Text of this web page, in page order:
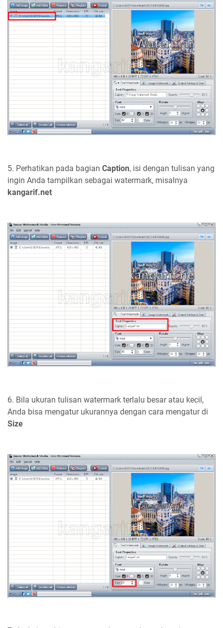
5. Perhatikan pada bagian Caption, isi dengan tulisan yang
ingin Anda tampilkan sebagai watermark, misalnya
kangarif.net
6. Bila ukuran tulisan watermark terlalu besar atau kecil,
Anda bisa mengatur ukurannya dengan cara mengatur di
Size